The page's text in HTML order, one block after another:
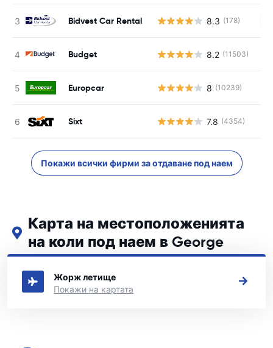
Bidvest Car Rental 8.3 (178)
Budget 8.2 (11503)
Europcar 8 (10239)
Sixt 7.8 (4354)
Покажи всички фирми за отдаване под наем
Карта на местоположенията
на коли под наем в George
Вижте нашите основни места за коли под наем в George
Жорж летище
Покажи на картата